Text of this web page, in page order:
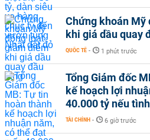
Chứng khoán
khi giá dầu quay
QUỐC TẾ - 1 phút trước
Tổng Giám đốc
kế hoạch lợi
40.000 tỷ nếu
TÀI CHÍNH - 6 giờ trước